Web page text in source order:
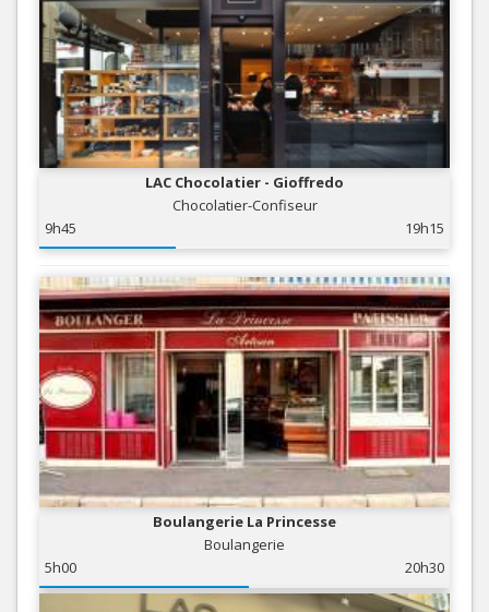
LAC Chocolatier - Gioffredo
Chocolatier-Confiseur
9h45
19h15
Boulangerie La Princesse
Boulangerie
5h00
20h30